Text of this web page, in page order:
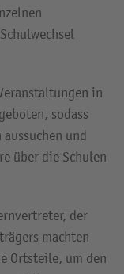
in
sodass
und
über die Schulen
der
machten
Ortsteile, um den